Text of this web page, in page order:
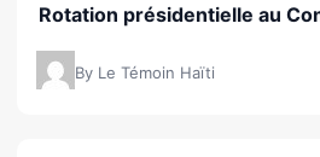
Rotation présidentielle au
By Le Témoin Haïti